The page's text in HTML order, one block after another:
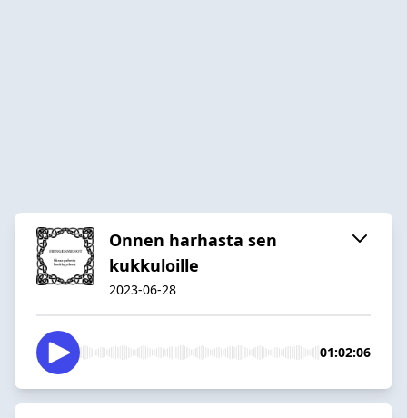
Onnen harhasta sen
kukkuloille
2023-06-28
01:02:06